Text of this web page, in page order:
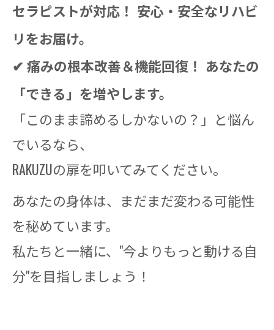
セラピストが対応！ 安心・安全なリハビ
リをお届け。
✔ 痛みの根本改善＆機能回復！ あなたの
「できる」を増やします。
「このまま諦めるしかないの？」と悩ん
でいるなら、
RAKUZUの扉を叩いてみてください。
あなたの身体は、まだまだ変わる可能性
を秘めています。
私たちと一緒に、"今よりもっと動ける自
分"を目指しましょう！